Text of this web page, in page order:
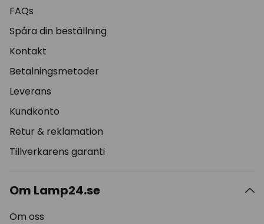
FAQs
Spåra din beställning
Kontakt
Betalningsmetoder
Leverans
Kundkonto
Retur & reklamation
Tillverkarens garanti
Om Lamp24.se
Om oss